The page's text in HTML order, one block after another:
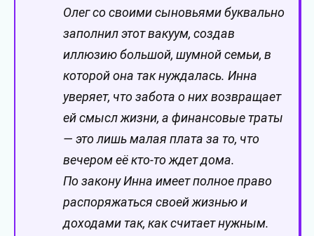
Олег со своими сыновьями буквально
заполнил этот вакуум, создав
иллюзию большой, шумной семьи, в
которой она так нуждалась. Инна
уверяет, что забота о них возвращает
ей смысл жизни, а финансовые траты
— это лишь малая плата за то, что
вечером её кто-то ждет дома.
По закону Инна имеет полное право
распоряжаться своей жизнью и
доходами так, как считает нужным.